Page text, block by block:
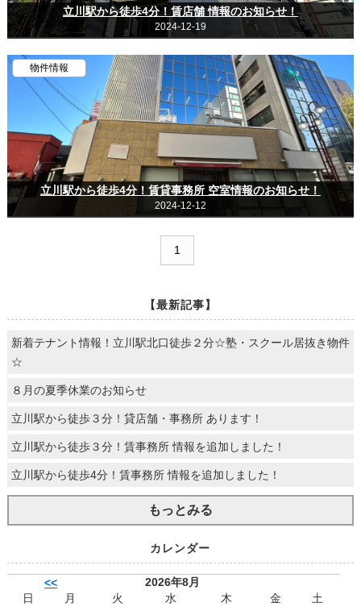
立川駅から徒歩4分！賃店舗 情報のお知らせ！
2024-12-19
物件情報
立川駅から徒歩4分！賃貸事務所 空室情報のお知らせ！
2024-12-12
1
【最新記事】
新着テナント情報！立川駅北口徒歩２分☆塾・スクール居抜き物件
☆
８月の夏季休業のお知らせ
立川駅から徒歩３分！貸店舗・事務所 あります！
立川駅から徒歩３分！賃事務所 情報を追加しました！
立川駅から徒歩4分！賃事務所 情報を追加しました！
もっとみる
カレンダー
<<
2026年8月
日
月 火 水 木 金
土